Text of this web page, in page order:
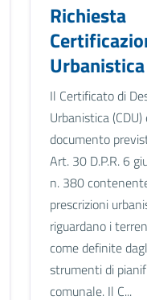
Richiesta
Urbanistica
Il Certificato di
Urbanistica (CDU)
documento
Art. 30 D.P.R. 6
n. 380
prescrizioni
riguardano i
come definite
strumenti di
comunale. Il C...